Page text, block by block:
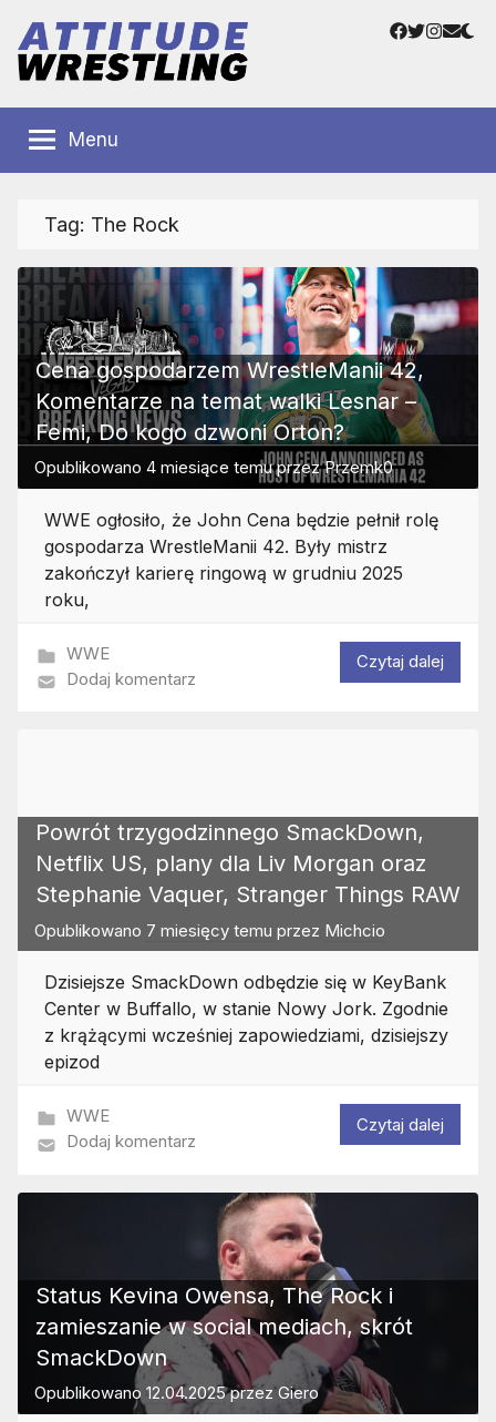
treści
Wrestling
Polska
Wrestlingu
Facebook
Twitter
Menu
Tag: The Rock
Cena gospodarzem WrestleManii 42,
Komentarze na temat walki Lesnar –
Femi, Do kogo dzwoni Orton?
Opublikowano 4 miesiące temuprzezPrzemk0
WWE ogłosiło, że John Cena będzie pełnił rolę
gospodarza WrestleManii 42. Były mistrz
zakończył karierę ringową w grudniu 2025
roku,
WWE
Dodaj komentarz
Czytaj dalej
Powrót trzygodzinnego SmackDown,
Netflix US, plany dla Liv Morgan oraz
Stephanie Vaquer, Stranger Things RAW
Opublikowano 7 miesięcy temu przez Michcio
Dzisiejsze SmackDown odbędzie się w KeyBank
Center w Buffallo, w stanie Nowy Jork. Zgodnie
z krążącymi wcześniej zapowiedziami, dzisiejszy
epizod
WWE
Dodaj komentarz
Czytaj dalej
Status Kevina Owensa, The Rock i
zamieszanie w social mediach, skrót
SmackDown
Opublikowano 12.04.2025przezGiero